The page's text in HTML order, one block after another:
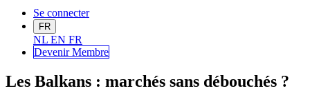
Se connecter
FR
NL EN FR
Devenir Membre
Les Balkans : marchés sans débouchés ?